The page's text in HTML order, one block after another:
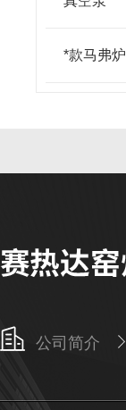
*款马弗炉
公司简介